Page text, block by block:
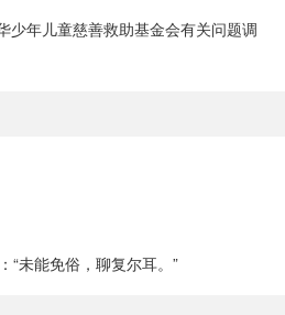
少年儿童慈善救助基金会有关问题调
“未能免俗，聊复尔耳。”